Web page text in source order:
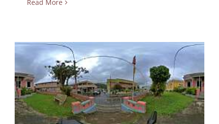
Read More
Casa Pueblo Virtual